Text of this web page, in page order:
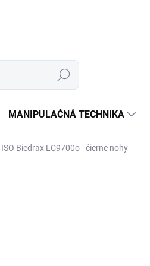
Hľadať
MANIPULAČNÁ TECHNIKA
Biedrax LC9700o - čierne nohy